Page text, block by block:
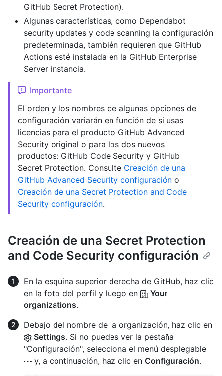
GitHub Secret Protection).
Algunas características, como Dependabot
security updates y code scanning la configuración
predeterminada, también requieren que GitHub
Actions esté instalada en la GitHub Enterprise
Server instancia.
Importante
El orden y los nombres de algunas opciones de
configuración variarán en función de si usas
licencias para el producto GitHub Advanced
Security original o para los dos nuevos
productos: GitHub Code Security y GitHub
Secret Protection. Consulte Creación de una
GitHub Advanced Security configuración o
Creación de una Secret Protection and Code
Security configuración.
Creación de una Secret Protection
and Code Security configuración
En la esquina superior derecha de GitHub, haz clic
en la foto del perfil y luego en
Your
organizations.
Debajo del nombre de la organización, haz clic en
Settings. Si no puedes ver la pestaña
"Configuración", selecciona el menú desplegable
y, a continuación, haz clic en Configuración.